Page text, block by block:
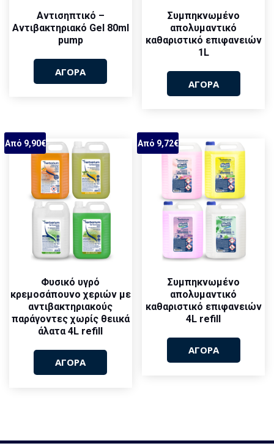
Αντισηπτικό –
Αντιβακτηριακό Gel 80ml
pump
ΑΓΟΡΑ
Συμπηκνωμένο
απολυμαντικό
καθαριστικό επιφανειών
1L
ΑΓΟΡΑ
Φυσικό υγρό
κρεμοσάπουνο χεριών με
αντιβακτηριακούς
παράγοντες χωρίς θειικά
άλατα 4L refill
Από 9,90€
ΑΓΟΡΑ
Συμπηκνωμένο
απολυμαντικό
καθαριστικό επιφανειών
4L refill
Από 9,72€
ΑΓΟΡΑ